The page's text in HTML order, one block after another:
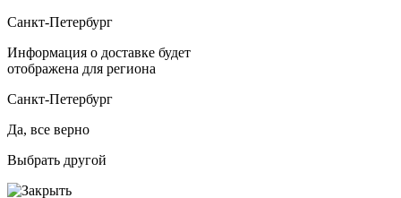
Санкт-Петербург
Информация о доставке будет
отображена для региона
Санкт-Петербург
Да, все верно
Выбрать другой